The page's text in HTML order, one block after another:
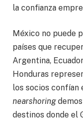
la confianza
México no puede
países que
Argentina,
Honduras
los socios confían
nearshoring
destinos donde el